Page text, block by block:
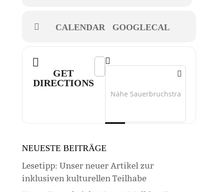
CALENDAR GOOGLECAL
GET
DIRECTIONS
Address - Zirkus Pumpernudl []
Destination Address - Zirkus
NEUESTE BEITRÄGE
Lesetipp: Unser neuer Artikel zur
inklusiven kulturellen Teilhabe